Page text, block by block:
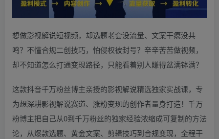
想做影视解说短视频，却选题老套没流量、文案干瘪没共
鸣？不懂合规二创技巧，怕侵权被封号？辛辛苦苦做视频，
却不知道怎么打通变现路径，只能看着别人賺得盆满钵满？
这款抖音千万粉丝博主亲授的影视解说精选独家实战课，专
为想深耕影视解说赛道、涨粉变现的创作者量身打造！千万
粉博主把自己从0到千万粉丝的独家经验浓缩成可复制的方法
论，从爆款选题、黄金文案、剪辑技巧到合规变现，全程干